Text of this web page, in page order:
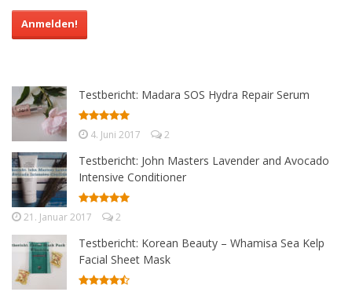
Testbericht: Madara SOS Hydra Repair Serum
4. Juni 2017 2
Testbericht: John Masters Lavender and Avocado
Intensive Conditioner
21. Januar 2017 2
Testbericht: Korean Beauty – Whamisa Sea Kelp
Facial Sheet Mask